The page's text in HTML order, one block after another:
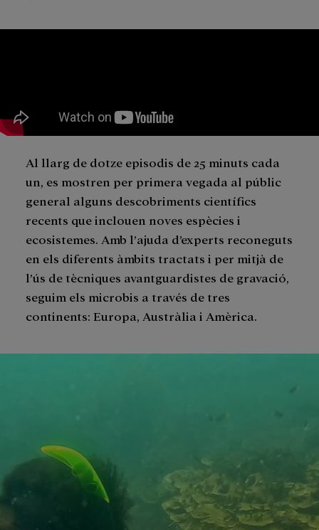
Al llarg de dotze episodis de 25 minuts cada
un, es mostren per primera vegada al públic
general alguns descobriments científics
recents que inclouen noves espècies i
ecosistemes. Amb l’ajuda d’experts reconeguts
en els diferents àmbits tractats i per mitjà de
l’ús de tècniques avantguardistes de gravació,
seguim els microbis a través de tres
continents: Europa, Austràlia i Amèrica.